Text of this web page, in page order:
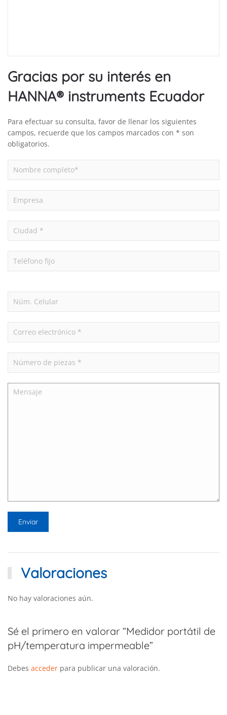
Gracias por su interés en
HANNA® instruments Ecuador
Para efectuar su consulta, favor de llenar los siguientes
campos, recuerde que los campos marcados con * son
obligatorios.
Valoraciones
No hay valoraciones aún.
Sé el primero en valorar “Medidor portátil de
pH/temperatura impermeable”
Debes acceder para publicar una valoración.